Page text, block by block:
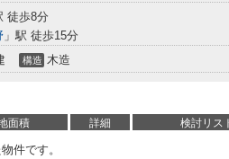
徒歩8分
」駅 徒歩15分
構造 木造
面積 詳細 検討リス
件です。